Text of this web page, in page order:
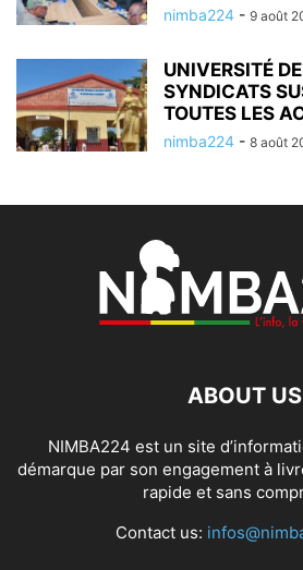
nimba224 - 9 août
UNIVERSITÉ
SYNDICATS
TOUTES LES
nimba224 - 8 août
ABOUT US
NIMBA224 est un site
démarque par son engagement à
rapide et sans
Contact us: